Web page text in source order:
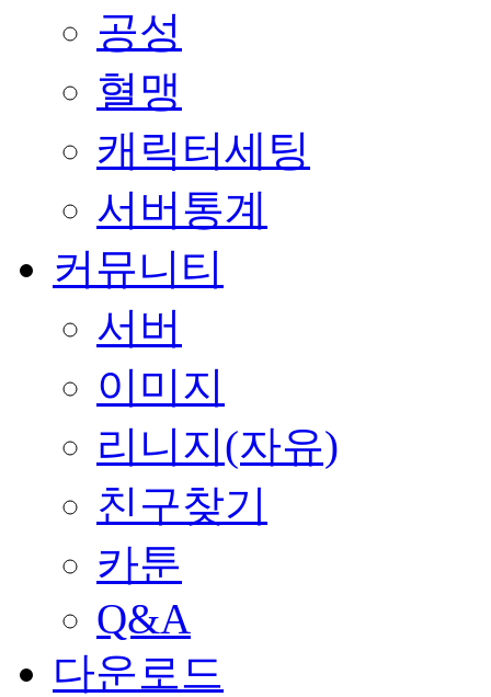
공성
혈맹
캐릭터세팅
서버통계
커뮤니티
서버
이미지
리니지(자유)
친구찾기
카툰
Q&A
다운로드